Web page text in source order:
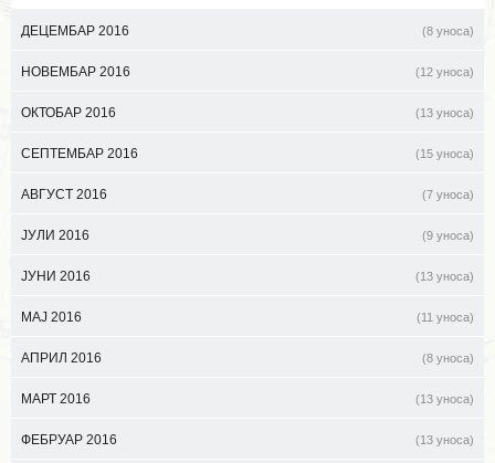
ДЕЦЕМБАР 2016 (8 уноса)
НОВЕМБАР 2016 (12 уноса)
ОКТОБАР 2016 (13 уноса)
СЕПТЕМБАР 2016 (15 уноса)
АВГУСТ 2016 (7 уноса)
ЈУЛИ 2016 (9 уноса)
ЈУНИ 2016 (13 уноса)
МАЈ 2016 (11 уноса)
АПРИЛ 2016 (8 уноса)
МАРТ 2016 (13 уноса)
ФЕБРУАР 2016 (13 уноса)